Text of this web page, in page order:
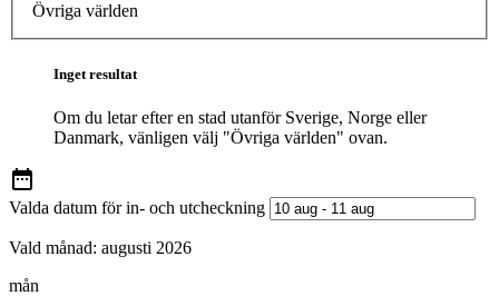
Övriga världen
Inget resultat
Om du letar efter en stad utanför Sverige, Norge eller
Danmark, vänligen välj "Övriga världen" ovan.
Valda datum för in- och utcheckning
Vald månad: augusti 2026
mån